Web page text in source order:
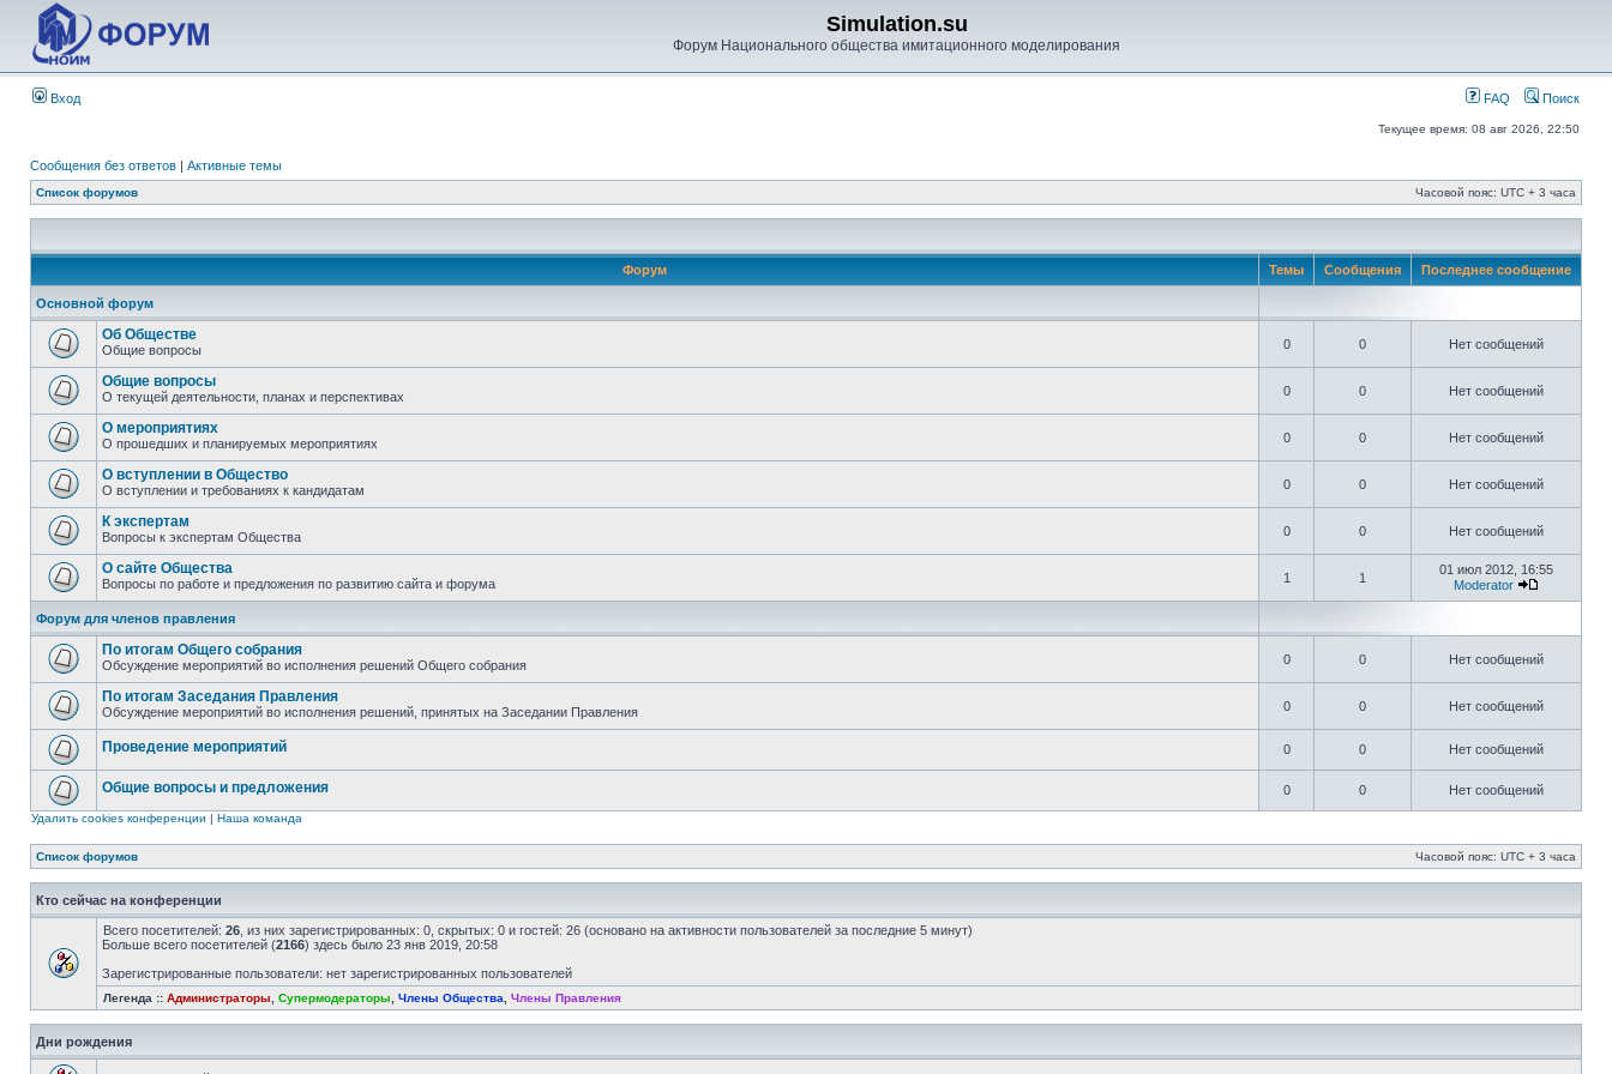
Simulation.su
Форум Национального общества имитационного моделирования
Вход FAQ Поиск
Текущее время: 08 авг 2026, 22:50
Сообщения без ответов | Активные темы
Список форумов Часовой пояс: UTC + 3 часа
Форум Темы Сообщения Последнее сообщение
Основной форум
Об Обществе
Общие вопросы 0 0 Нет сообщений
Общие вопросы
О текущей деятельности, планах и перспективах 0 0 Нет сообщений
О мероприятиях
О прошедших и планируемых мероприятиях 0 0 Нет сообщений
О вступлении в Общество
О вступлении и требованиях к кандидатам 0 0 Нет сообщений
К экспертам
Вопросы к экспертам Общества 0 0 Нет сообщений
О сайте Общества
Вопросы по работе и предложения по развитию сайта и форума 1 1
01 июл 2012, 16:55
Moderator
Форум для членов правления
По итогам Общего собрания
Обсуждение мероприятий во исполнения решений Общего собрания 0 0 Нет сообщений
По итогам Заседания Правления
Обсуждение мероприятий во исполнения решений, принятых на Заседании Правления 0 0 Нет сообщений
Проведение мероприятий 0 0 Нет сообщений
Общие вопросы и предложения 0 0 Нет сообщений
Удалить cookies конференции | Наша команда
Список форумов Часовой пояс: UTC + 3 часа
Кто сейчас на конференции
Всего посетителей: 26 , из них зарегистрированных: 0, скрытых: 0 и гостей: 26 (основано на активности пользователей за последние 5 минут)
Больше всего посетителей (2166) здесь было 23 янв 2019, 20:58
Зарегистрированные пользователи: нет зарегистрированных пользователей
Легенда :: Администраторы Супермодераторы Члены Общества Члены Правления
Дни рождения